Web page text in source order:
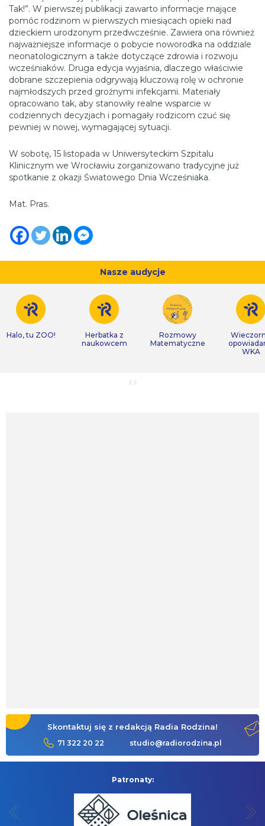
Tak!”. W pierwszej publikacji zawarto informacje mające
pomóc rodzinom w pierwszych miesiącach opieki nad
dzieckiem urodzonym przedwcześnie. Zawiera ona również
najważniejsze informacje o pobycie noworodka na oddziale
neonatologicznym a także dotyczące zdrowia i rozwoju
wcześniaków. Druga edycja wyjaśnia, dlaczego właściwie
dobrane szczepienia odgrywają kluczową rolę w ochronie
najmłodszych przed groźnymi infekcjami. Materiały
opracowano tak, aby stanowiły realne wsparcie w
codziennych decyzjach i pomagały rodzicom czuć się
pewniej w nowej, wymagającej sytuacji.
W sobotę, 15 listopada w Uniwersyteckim Szpitalu
Klinicznym we Wrocławiu zorganizowano tradycyjne już
spotkanie z okazji Światowego Dnia Wcześniaka.
Mat. Pras.
Nasze audycje
Halo, tu ZOO!
Herbatka z
naukowcem
Rozmowy
Matematyczne
WKA
Skontaktuj się z redakcją Radia Rodzina!
71 322 20 22 studio@radiorodzina.pl
Patronaty: